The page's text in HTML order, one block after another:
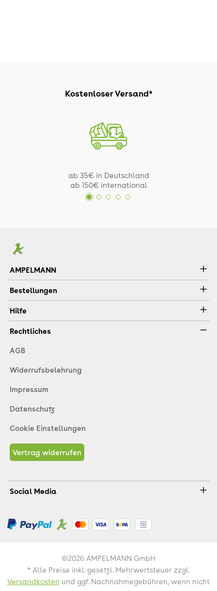
Kostenloser Versand*
ab 35€ in Deutschland
ab 150€ international
AMPELMANN
Bestellungen
Hilfe
Rechtliches
AGB
Widerrufsbelehrung
Impressum
Datenschutz
Cookie Einstellungen
Vertrag widerrufen
Social Media
©2026 AMPELMANN GmbH
* Alle Preise inkl. gesetzl. Mehrwertsteuer zzgl.
Versandkosten und ggf. Nachnahmegebühren, wenn nicht